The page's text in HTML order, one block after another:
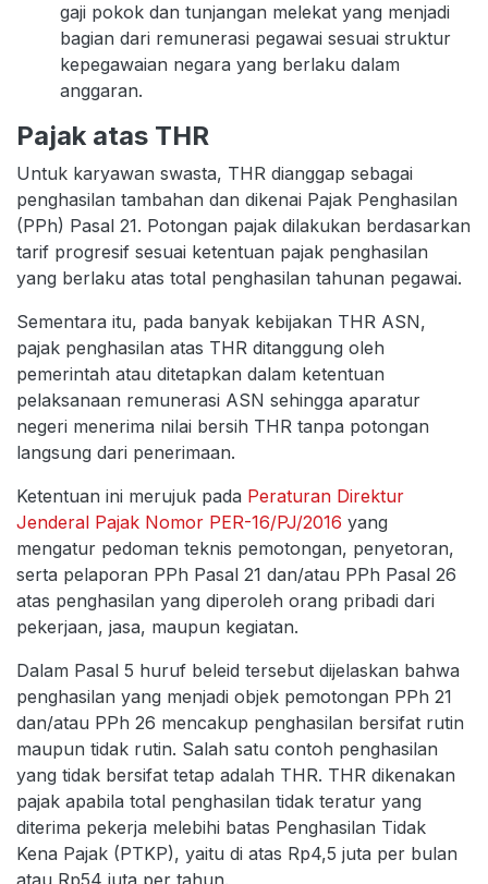
gaji pokok dan tunjangan melekat yang menjadi
bagian dari remunerasi pegawai sesuai struktur
kepegawaian negara yang berlaku dalam
anggaran.
Pajak atas THR
Untuk karyawan swasta, THR dianggap sebagai
penghasilan tambahan dan dikenai Pajak Penghasilan
(PPh) Pasal 21. Potongan pajak dilakukan berdasarkan
tarif progresif sesuai ketentuan pajak penghasilan
yang berlaku atas total penghasilan tahunan pegawai.
Sementara itu, pada banyak kebijakan THR ASN,
pajak penghasilan atas THR ditanggung oleh
pemerintah atau ditetapkan dalam ketentuan
pelaksanaan remunerasi ASN sehingga aparatur
negeri menerima nilai bersih THR tanpa potongan
langsung dari penerimaan.
Ketentuan ini merujuk pada Peraturan Direktur
Jenderal Pajak Nomor PER-16/PJ/2016 yang
mengatur pedoman teknis pemotongan, penyetoran,
serta pelaporan PPh Pasal 21 dan/atau PPh Pasal 26
atas penghasilan yang diperoleh orang pribadi dari
pekerjaan, jasa, maupun kegiatan.
Dalam Pasal 5 huruf beleid tersebut dijelaskan bahwa
penghasilan yang menjadi objek pemotongan PPh 21
dan/atau PPh 26 mencakup penghasilan bersifat rutin
maupun tidak rutin. Salah satu contoh penghasilan
yang tidak bersifat tetap adalah THR. THR dikenakan
pajak apabila total penghasilan tidak teratur yang
diterima pekerja melebihi batas Penghasilan Tidak
Kena Pajak (PTKP), yaitu di atas Rp4,5 juta per bulan